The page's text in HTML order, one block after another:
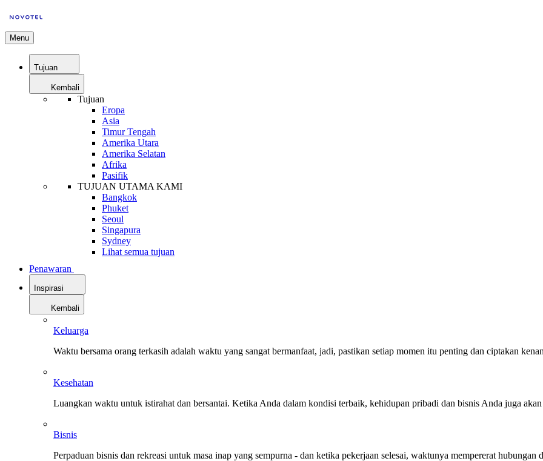
Menu
Tujuan
Kembali
Tujuan
Eropa
Asia
Timur Tengah
Amerika Utara
Amerika Selatan
Afrika
Pasifik
TUJUAN UTAMA KAMI
Bangkok
Phuket
Seoul
Singapura
Sydney
Lihat semua tujuan
Penawaran
Inspirasi
Kembali
Keluarga
Waktu bersama orang terkasih adalah waktu yang sangat bermanfaat, jadi, pastikan setiap momen itu penting dan ciptakan
Kesehatan
Luangkan waktu untuk istirahat dan bersantai. Ketika Anda dalam kondisi terbaik, kehidupan pribadi dan bisnis Anda juga
Bisnis
Perpaduan bisnis dan rekreasi untuk masa inap yang sempurna - dan ketika pekerjaan selesai, waktunya mempererat hubungan